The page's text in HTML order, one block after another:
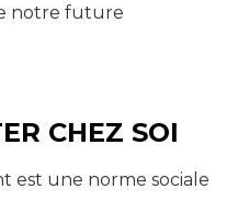
notre future
CHEZ SOI
est une norme sociale